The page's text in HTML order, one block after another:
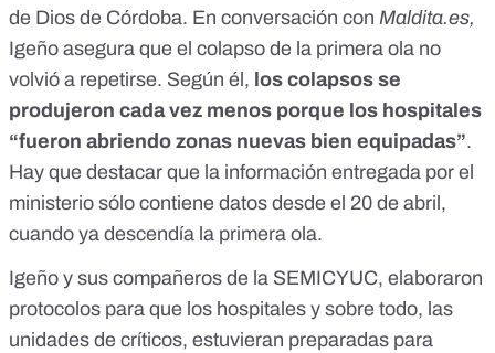
de Dios de Córdoba. En conversación con Maldita.es,
Igeño asegura que el colapso de la primera ola no
volvió a repetirse. Según él, los colapsos se
produjeron cada vez menos porque los hospitales
“fueron abriendo zonas nuevas bien equipadas”.
Hay que destacar que la información entregada por el
ministerio sólo contiene datos desde el 20 de abril,
cuando ya descendía la primera ola.
Igeño y sus compañeros de la SEMICYUC, elaboraron
protocolos para que los hospitales y sobre todo, las
unidades de críticos, estuvieran preparadas para